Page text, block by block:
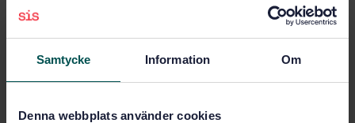
Samtycke Information Om
Denna webbplats använder cookies
Köp denna standard